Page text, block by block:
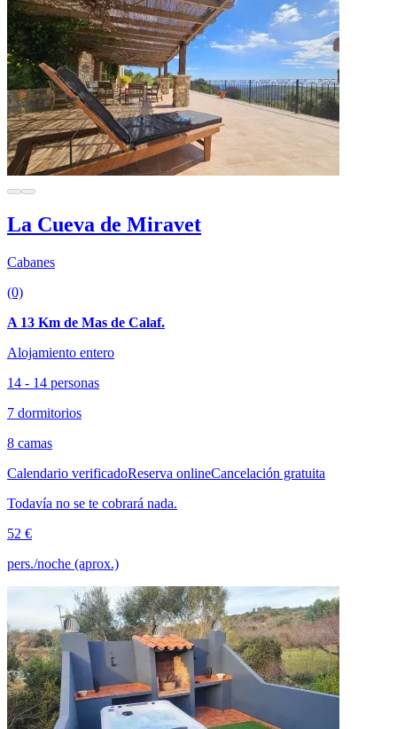
La Cueva de Miravet
Cabanes
(0)
A 13 Km de Mas de Calaf.
Alojamiento entero
14 - 14 personas
7 dormitorios
8 camas
Calendario verificadoReserva onlineCancelación gratuita
Todavía no se te cobrará nada.
52 €
pers./noche (aprox.)